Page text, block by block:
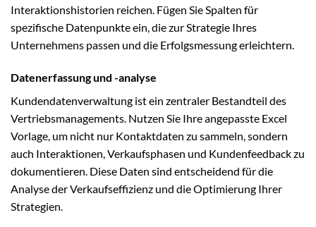
Interaktionshistorien reichen. Fügen Sie Spalten für
spezifische Datenpunkte ein, die zur Strategie Ihres
Unternehmens passen und die Erfolgsmessung erleichtern.
Datenerfassung und -analyse
Kundendatenverwaltung ist ein zentraler Bestandteil des
Vertriebsmanagements. Nutzen Sie Ihre angepasste Excel
Vorlage, um nicht nur Kontaktdaten zu sammeln, sondern
auch Interaktionen, Verkaufsphasen und Kundenfeedback zu
dokumentieren. Diese Daten sind entscheidend für die
Analyse der Verkaufseffizienz und die Optimierung Ihrer
Strategien.